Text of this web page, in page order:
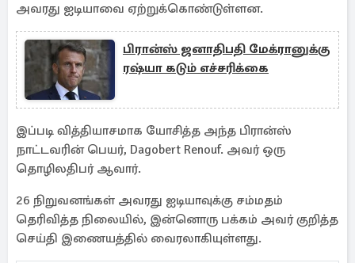
அவரது ஐடியாவை ஏற்றுக்கொண்டுள்ளன.
பிரான்ஸ் ஜனாதிபதி மேக்ரானுக்கு
ரஷ்யா கடும் எச்சரிக்கை
இப்படி வித்தியாசமாக யோசித்த அந்த பிரான்ஸ்
நாட்டவரின் பெயர், Dagobert Renouf. அவர் ஒரு
தொழிலதிபர் ஆவார்.
26 நிறுவனங்கள் அவரது ஐடியாவுக்கு சம்மதம்
தெரிவித்த நிலையில், இன்னொரு பக்கம் அவர் குறித்த
செய்தி இணையத்தில் வைரலாகியுள்ளது.